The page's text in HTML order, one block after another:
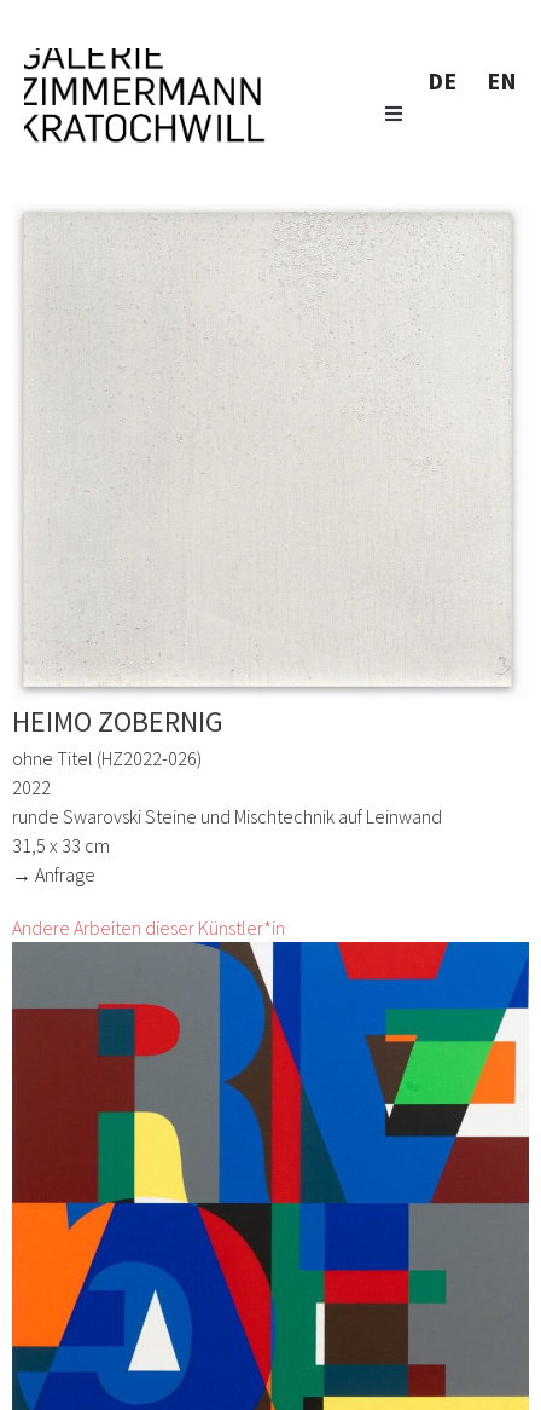
DE EN
HEIMO ZOBERNIG
ohne Titel (HZ2022-026)
2022
runde Swarovski Steine und Mischtechnik auf Leinwand
31,5 x 33 cm
→ Anfrage
Andere Arbeiten dieser Künstler*in